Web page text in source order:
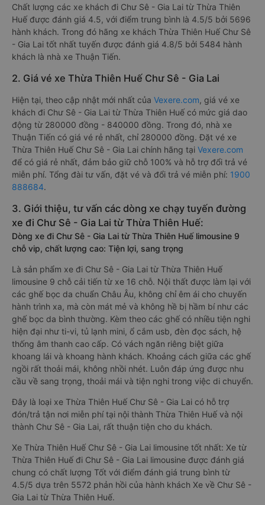
Chất lượng các xe khách đi Chư Sê - Gia Lai từ Thừa Thiên
Huế được đánh giá 4.5, với điểm trung bình là 4.5/5 bởi 5696
hành khách. Trong đó hãng xe khách Thừa Thiên Huế Chư Sê
- Gia Lai tốt nhất tuyến được đánh giá 4.8/5 bởi 5484 hành
khách là nhà xe Thuận Tiến.
2. Giá vé xe Thừa Thiên Huế Chư Sê - Gia Lai
Hiện tại, theo cập nhật mới nhất của Vexere.com, giá vé xe
khách đi Chư Sê - Gia Lai từ Thừa Thiên Huế có mức giá dao
động từ 280000 đồng - 840000 đồng. Trong đó, nhà xe
Thuận Tiến có giá vé rẻ nhất, chỉ 280000 đồng. Đặt vé xe
Thừa Thiên Huế Chư Sê - Gia Lai chính hãng tại Vexere.com
để có giá rẻ nhất, đảm bảo giữ chỗ 100% và hỗ trợ đổi trả vé
miễn phí. Tổng đài tư vấn, đặt vé và đổi trả vé miễn phí: 1900
888684.
3. Giới thiệu, tư vấn các dòng xe chạy tuyến đường
xe đi Chư Sê - Gia Lai từ Thừa Thiên Huế:
Dòng xe đi Chư Sê - Gia Lai từ Thừa Thiên Huế limousine 9
chỗ vip, chất lượng cao: Tiện lợi, sang trọng
Là sản phẩm xe đi Chư Sê - Gia Lai từ Thừa Thiên Huế
limousine 9 chỗ cải tiến từ xe 16 chỗ. Nội thất được làm lại với
các ghế bọc da chuẩn Châu Âu, không chỉ êm ái cho chuyến
hành trình xa, mà còn mát mẻ và không hề bị hầm bí như các
ghế bọc da bình thường. Kèm theo các ghế có nhiều tiện nghi
hiện đại như ti-vi, tủ lạnh mini, ổ cắm usb, đèn đọc sách, hệ
thống âm thanh cao cấp. Có vách ngăn riêng biệt giữa
khoang lái và khoang hành khách. Khoảng cách giữa các ghế
ngồi rất thoải mái, không nhồi nhét. Luôn đáp ứng được nhu
cầu về sang trọng, thoải mái và tiện nghi trong việc di chuyển.
Đây là loại xe Thừa Thiên Huế Chư Sê - Gia Lai có hỗ trợ
đón/trả tận nơi miễn phí tại nội thành Thừa Thiên Huế và nội
thành Chư Sê - Gia Lai, rất thuận tiện cho du khách.
Xe Thừa Thiên Huế Chư Sê - Gia Lai limousine tốt nhất: Xe từ
Thừa Thiên Huế đi Chư Sê - Gia Lai limousine được đánh giá
chung có chất lượng Tốt với điểm đánh giá trung bình từ
4.5/5 dựa trên 5572 phản hồi của hành khách Xe về Chư Sê -
Gia Lai từ Thừa Thiên Huế.